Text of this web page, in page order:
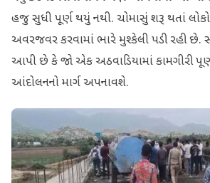
હજુ સુધી પૂર્ણ થયું નથી. ચોમાસું શરૂ થતાં
અવરજવર કરવામાં ભારે મુશ્કેલી પડી રહી છે.
આપી છે કે જો એક અઠવાડિયામાં કામગીરી
આંદોલનનો માર્ગ અપનાવશે.